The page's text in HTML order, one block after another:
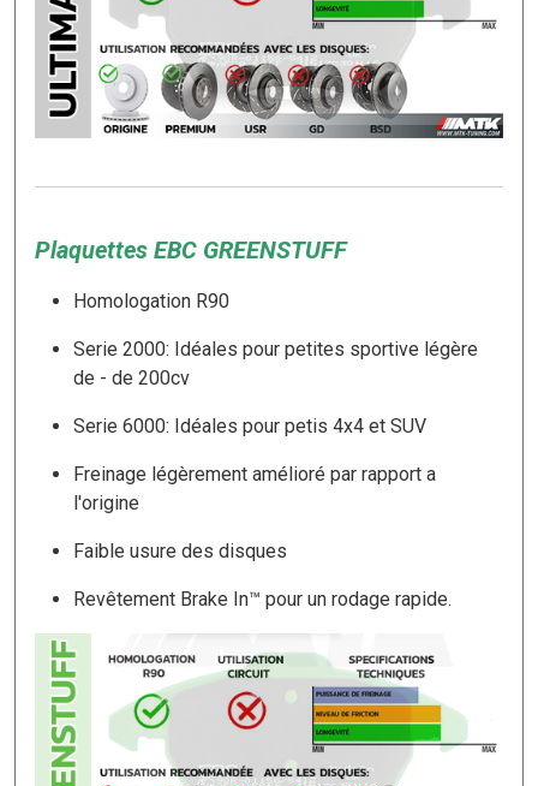
Plaquettes EBC GREENSTUFF
Homologation R90
Serie 2000: Idéales pour petites sportive légère
de - de 200cv
Serie 6000: Idéales pour petis 4x4 et SUV
Freinage légèrement amélioré par rapport a
l'origine
Faible usure des disques
Revêtement Brake In™ pour un rodage rapide.